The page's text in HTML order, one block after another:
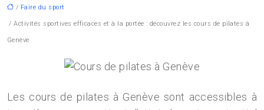
/ Faire du sport
/ Activités sportives efficaces et à la portée : découvrez les cours de pilates à
Genève
Les cours de pilates à Genève sont accessibles à